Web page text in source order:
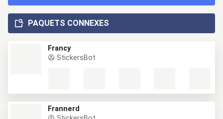
PAQUETS CONNEXES
Francy
StickersBot
Frannerd